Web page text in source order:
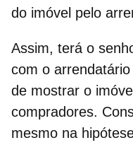
do imóvel pelo
Assim, terá o
com o
de mostrar o
compradores.
mesmo na